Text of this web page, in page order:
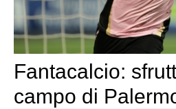
Fantacalcio:
campo di